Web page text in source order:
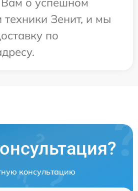
техники Зенит, и мы
по
консультацию